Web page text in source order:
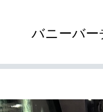
バニーバ